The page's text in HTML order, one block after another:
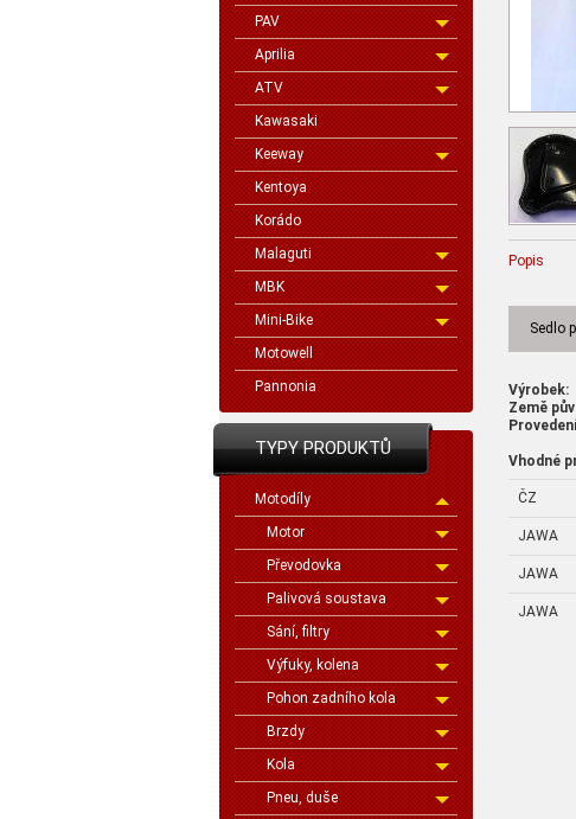
PAV
Aprilia
ATV
Kawasaki
Keeway
Kentoya
Korádo
Malaguti
MBK
Mini-Bike
Motowell
Pannonia
TYPY PRODUKTŮ
Motodíly
Motor
Převodovka
Palivová soustava
Sání, filtry
Výfuky, kolena
Pohon zadního kola
Brzdy
Kola
Pneu, duše
Popis
Sedlo
Výrobek:
Země
Vhodné
ČZ
JAWA
JAWA
JAWA